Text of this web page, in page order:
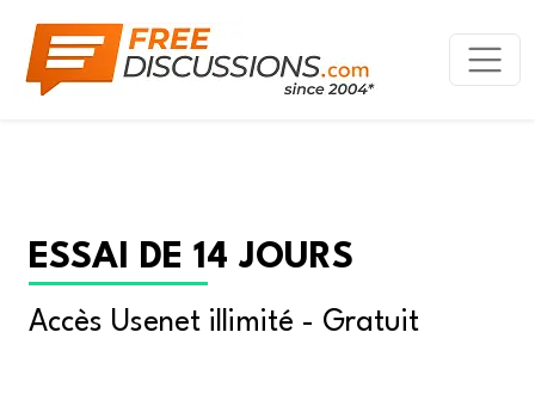
ESSAI DE 14 JOURS
Accès Usenet illimité - Gratuit